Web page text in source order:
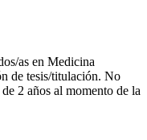
as en Medicina
de tesis/titulación. No
2 años al momento de la